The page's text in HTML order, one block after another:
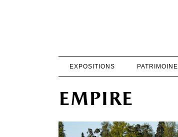
EXPOSITIONS PATRIMOINE
empire